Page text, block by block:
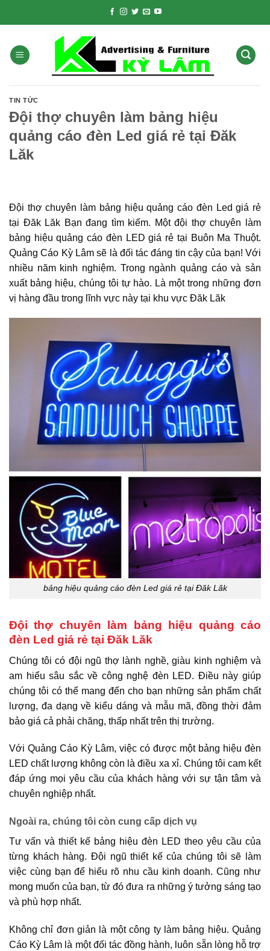
TIN TỨC
Đội thợ chuyên làm bảng hiệu
quảng cáo đèn Led giá rẻ tại Đăk
Lăk
Đội thợ chuyên làm bảng hiệu quảng cáo đèn Led giá rẻ
tại Đăk Lăk Bạn đang tìm kiếm. Một đội thợ chuyên làm
bảng hiệu quảng cáo đèn LED giá rẻ tại Buôn Ma Thuột.
Quảng Cáo Kỳ Lâm sẽ là đối tác đáng tin cậy của bạn! Với
nhiều năm kinh nghiệm. Trong ngành quảng cáo và sản
xuất bảng hiệu, chúng tôi tự hào. Là một trong những đơn
vị hàng đầu trong lĩnh vực này tại khu vực Đăk Lăk
bảng hiệu quảng cáo đèn Led giá rẻ tại Đăk Lăk
Đội thợ chuyên làm bảng hiệu quảng cáo
đèn Led giá rẻ tại Đăk Lăk
Chúng tôi có đội ngũ thợ lành nghề, giàu kinh nghiệm và
am hiểu sâu sắc về công nghệ đèn LED. Điều này giúp
chúng tôi có thể mang đến cho bạn những sản phẩm chất
lượng, đa dạng về kiểu dáng và mẫu mã, đồng thời đảm
bảo giá cả phải chăng, thấp nhất trên thị trường.
Với Quảng Cáo Kỳ Lâm, việc có được một bảng hiệu đèn
LED chất lượng không còn là điều xa xỉ. Chúng tôi cam kết
đáp ứng mọi yêu cầu của khách hàng với sự tận tâm và
chuyên nghiệp nhất.
Ngoài ra, chúng tôi còn cung cấp dịch vụ
Tư vấn và thiết kế bảng hiệu đèn LED theo yêu cầu của
từng khách hàng. Đội ngũ thiết kế của chúng tôi sẽ làm
việc cùng bạn để hiểu rõ nhu cầu kinh doanh. Cũng như
mong muốn của bạn, từ đó đưa ra những ý tưởng sáng tạo
và phù hợp nhất.
Không chỉ đơn giản là một công ty làm bảng hiệu. Quảng
Cáo Kỳ Lâm là một đối tác đồng hành, luôn sẵn lòng hỗ trợ